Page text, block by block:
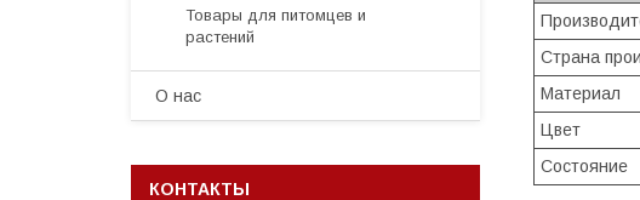
Страна
Материал
Цвет
Состояние
Товары для питомцев и
растений
О нас
КОНТАКТЫ